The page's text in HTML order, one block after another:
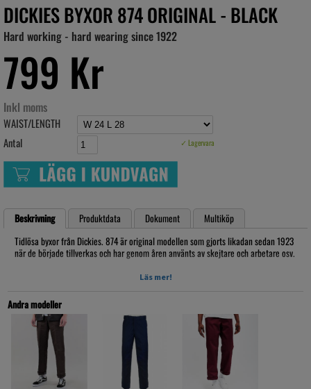
DICKIES BYXOR 874 ORIGINAL - BLACK
Hard working - hard wearing since 1922
799 Kr
Inkl moms
WAIST/LENGTH
Antal
✓ Lagervara
Beskrivning Produktdata Dokument
Multiköp
Tidlösa byxor från Dickies. 874 är original modellen som gjorts likadan sedan 1923
när de började tillverkas och har genom åren använts av skejtare och arbetare osv.
Denna modell är i en regular fit med en rakbyxmodell vilket innebär att den är
och baggy i modellen.
Material: 65% Polyester, 35% Bomull.
Läs mer!
Andra modeller